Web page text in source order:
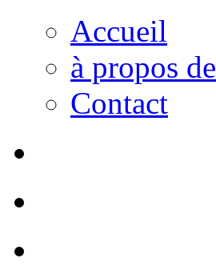
Accueil
à propos de
Contact